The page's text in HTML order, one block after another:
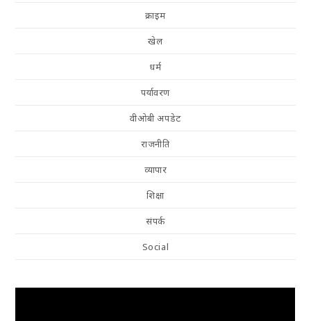
क्राइम
खेल
धर्म
पर्यावरण
वीओबी अपडेट
राजनीति
व्यापार
शिक्षा
संपर्क
Social